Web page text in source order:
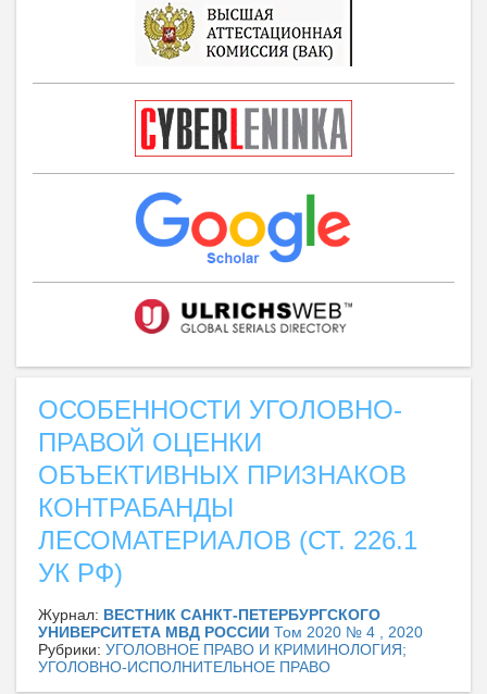
ОСОБЕННОСТИ УГОЛОВНО-
ПРАВОЙ ОЦЕНКИ
ОБЪЕКТИВНЫХ ПРИЗНАКОВ
КОНТРАБАНДЫ
ЛЕСОМАТЕРИАЛОВ (СТ. 226.1
УК РФ)
Журнал: ВЕСТНИК САНКТ-ПЕТЕРБУРГСКОГО
УНИВЕРСИТЕТА МВД РОССИИ Том 2020 № 4 , 2020
Рубрики: УГОЛОВНОЕ ПРАВО И КРИМИНОЛОГИЯ;
УГОЛОВНО-ИСПОЛНИТЕЛЬНОЕ ПРАВО